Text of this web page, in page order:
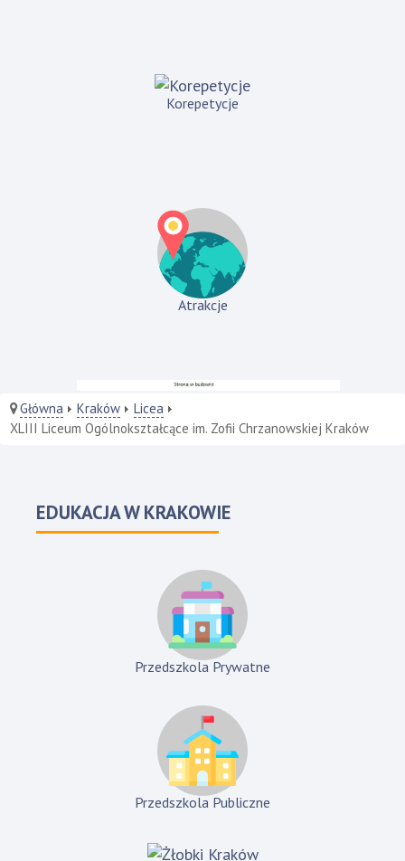
Korepetycje
Atrakcje
Główna Kraków
Licea
XLIII Liceum Ogólnokształcące im. Zofii Chrzanowskiej Kraków
EDUKACJA W KRAKOWIE
Przedszkola Prywatne
Przedszkola Publiczne